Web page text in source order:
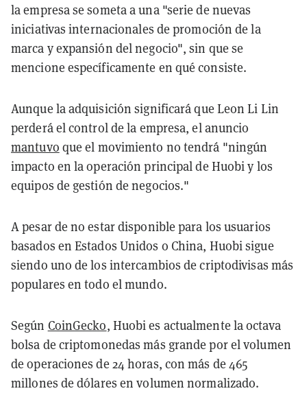
la empresa se someta a una "serie de nuevas
iniciativas internacionales de promoción de la
marca y expansión del negocio", sin que se
mencione específicamente en qué consiste.
Aunque la adquisición significará que Leon Li Lin
perderá el control de la empresa, el anuncio
mantuvo que el movimiento no tendrá "ningún
impacto en la operación principal de Huobi y los
equipos de gestión de negocios."
A pesar de no estar disponible para los usuarios
basados en Estados Unidos o China, Huobi sigue
siendo uno de los intercambios de criptodivisas más
populares en todo el mundo.
Según CoinGecko, Huobi es actualmente la octava
bolsa de criptomonedas más grande por el volumen
de operaciones de 24 horas, con más de 465
millones de dólares en volumen normalizado.